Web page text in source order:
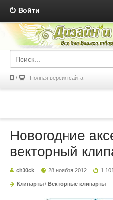
Войти
Полная версия сайта
Новогодние
векторный
ch00ck 28 ноября 2012 1 101
Клипарты / Векторные клипарты